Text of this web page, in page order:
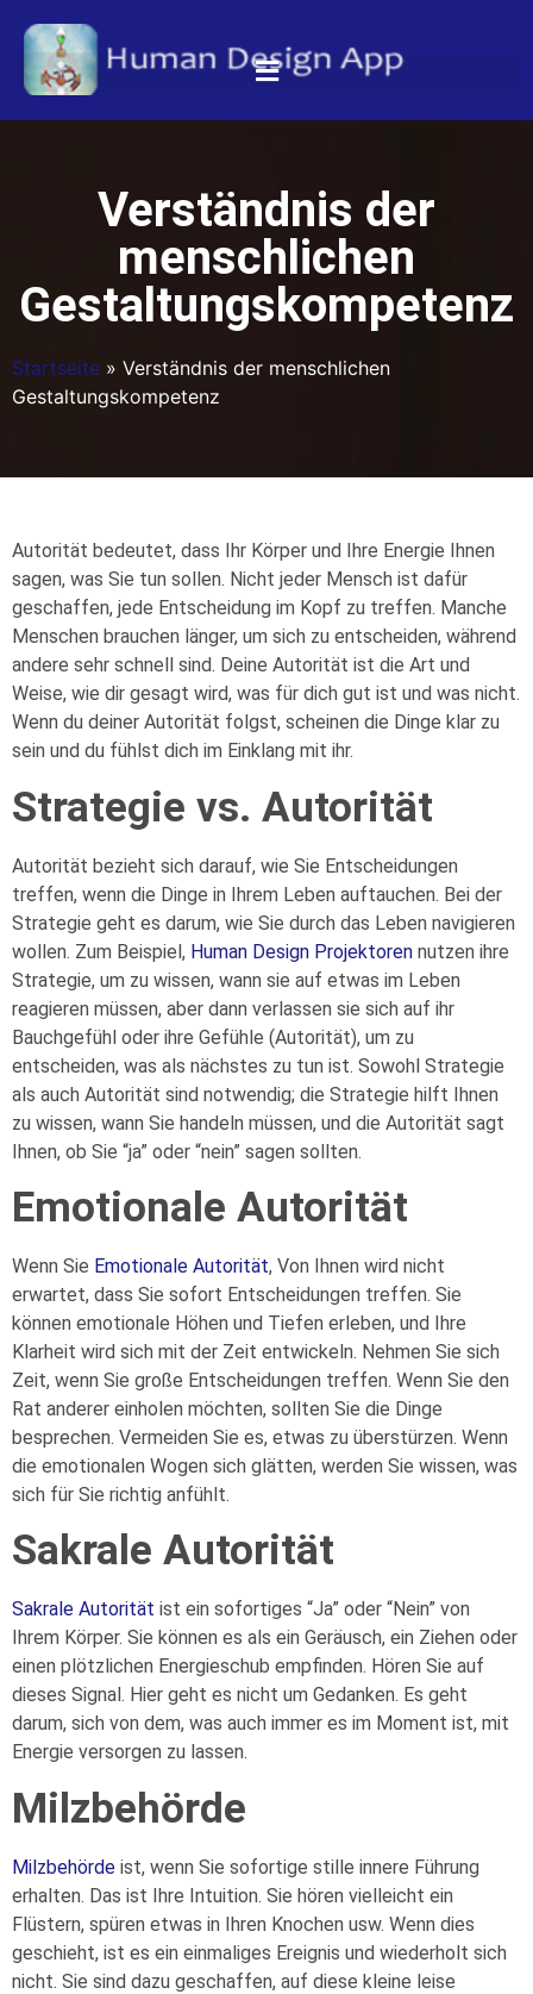
Verständnis der
menschlichen
Gestaltungskompetenz
Startseite » Verständnis der menschlichen
Gestaltungskompetenz
Autorität bedeutet, dass Ihr Körper und Ihre Energie Ihnen
sagen, was Sie tun sollen. Nicht jeder Mensch ist dafür
geschaffen, jede Entscheidung im Kopf zu treffen. Manche
Menschen brauchen länger, um sich zu entscheiden, während
andere sehr schnell sind. Deine Autorität ist die Art und
Weise, wie dir gesagt wird, was für dich gut ist und was nicht.
Wenn du deiner Autorität folgst, scheinen die Dinge klar zu
sein und du fühlst dich im Einklang mit ihr.
Strategie vs. Autorität
Autorität bezieht sich darauf, wie Sie Entscheidungen
treffen, wenn die Dinge in Ihrem Leben auftauchen. Bei der
Strategie geht es darum, wie Sie durch das Leben navigieren
wollen. Zum Beispiel, Human Design Projektoren nutzen ihre
Strategie, um zu wissen, wann sie auf etwas im Leben
reagieren müssen, aber dann verlassen sie sich auf ihr
Bauchgefühl oder ihre Gefühle (Autorität), um zu
entscheiden, was als nächstes zu tun ist. Sowohl Strategie
als auch Autorität sind notwendig; die Strategie hilft Ihnen
zu wissen, wann Sie handeln müssen, und die Autorität sagt
Ihnen, ob Sie “ja” oder “nein” sagen sollten.
Emotionale Autorität
Wenn Sie Emotionale Autorität, Von Ihnen wird nicht
erwartet, dass Sie sofort Entscheidungen treffen. Sie
können emotionale Höhen und Tiefen erleben, und Ihre
Klarheit wird sich mit der Zeit entwickeln. Nehmen Sie sich
Zeit, wenn Sie große Entscheidungen treffen. Wenn Sie den
Rat anderer einholen möchten, sollten Sie die Dinge
besprechen. Vermeiden Sie es, etwas zu überstürzen. Wenn
die emotionalen Wogen sich glätten, werden Sie wissen, was
sich für Sie richtig anfühlt.
Sakrale Autorität
Sakrale Autorität ist ein sofortiges “Ja” oder “Nein” von
Ihrem Körper. Sie können es als ein Geräusch, ein Ziehen oder
einen plötzlichen Energieschub empfinden. Hören Sie auf
dieses Signal. Hier geht es nicht um Gedanken. Es geht
darum, sich von dem, was auch immer es im Moment ist, mit
Energie versorgen zu lassen.
Milzbehörde
Milzbehörde ist, wenn Sie sofortige stille innere Führung
erhalten. Das ist Ihre Intuition. Sie hören vielleicht ein
Flüstern, spüren etwas in Ihren Knochen usw. Wenn dies
geschieht, ist es ein einmaliges Ereignis und wiederholt sich
nicht. Sie sind dazu geschaffen, auf diese kleine leise